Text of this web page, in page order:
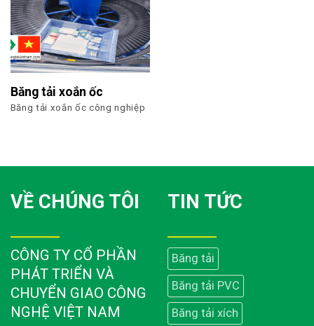
Băng tải xoắn ốc
Băng tải xoắn ốc công nghiệp
VỀ CHÚNG TÔI
CÔNG TY CỔ PHẦN
PHÁT TRIỂN VÀ
CHUYỂN GIAO CÔNG
NGHỆ VIỆT NAM
TIN TỨC
Băng tải
Băng tải PVC
Băng tải xích